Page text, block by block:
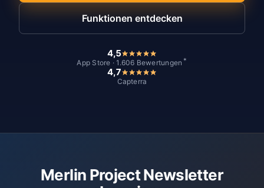
Funktionen entdecken
4,5
App Store · 1.606 Bewertungen *
4,7
Capterra
Merlin Project Newsletter